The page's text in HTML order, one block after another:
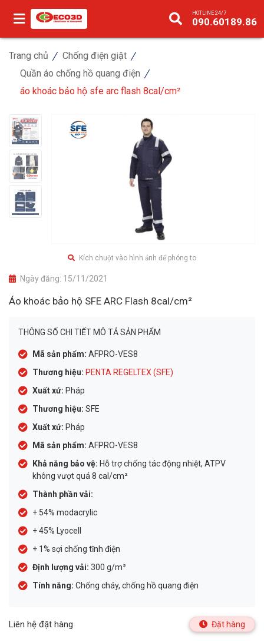
HOTLINE 24/7
090.60189.86
Trang chủ
Chống điện giật
Quần áo chống hồ quang điện
áo khoác bảo hộ sfe arc flash 8cal/cm²
Kích chuột vào hình ảnh để phóng to
Ngày đăng: 15/11/2021
Áo khoác bảo hộ SFE ARC Flash 8cal/cm²
THÔNG SỐ CHI TIẾT MÔ TẢ SẢN PHẨM
Mã sản phẩm: AFPRO-VES8
Thương hiệu: PENTA REGELTEX (SFE)
Xuất xứ: Pháp
Thương hiệu: SFE
Xuất xứ: Pháp
Mã sản phẩm: AFPRO-VES8
Khả năng bảo vệ: Hỗ trợ chống tác động nhiệt, ATPV
không vượt quá 8 cal/cm²
Thành phần vải:
+ 54% modacrylic
+ 45% Lyocell
+ 1% sợi chống tĩnh điện
Định lượng vải: 300 g/m²
Tính năng: Chống cháy, chống hồ quang điện
Liên hệ đặt hàng Đặt hàng